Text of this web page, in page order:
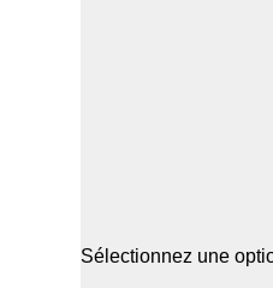
Sélectionnez une